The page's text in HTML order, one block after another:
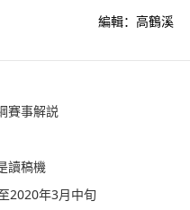
編輯：高鶴溪
賽事解説
讀稿機
2020年3月中旬